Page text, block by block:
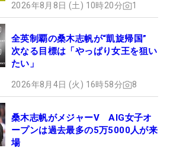
2026年8月8日 (土) 10時20分 1
全英制覇の桑木志帆が“凱旋帰国”
次なる目標は「やっぱり女王を狙い
たい」
2026年8月4日 (火) 16時58分 8
桑木志帆がメジャーV AIG女子オ
ープンは過去最多の5万5000人が来
場